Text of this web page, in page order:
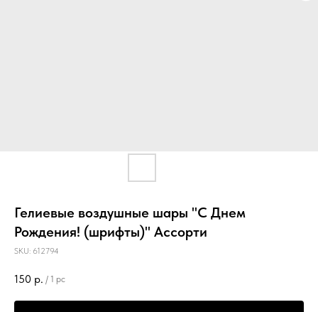
Гелиевые воздушные шары "С Днем
Рождения! (шрифты)" Ассорти
SKU: 612794
150 р. / 1 pc